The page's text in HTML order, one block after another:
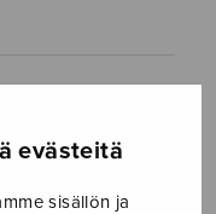
evästeitä
sisällön ja